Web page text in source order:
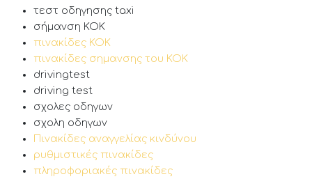
τεστ οδηγησης taxi
σήμανση ΚΟΚ
πινακίδες ΚΟΚ
πινακίδες σημανσης του ΚΟΚ
drivingtest
driving test
σχολες οδηγων
σχολη οδηγων
Πινακίδες αναγγελίας κινδύνου
ρυθμιστικές πινακίδες
πληροφοριακές πινακίδες